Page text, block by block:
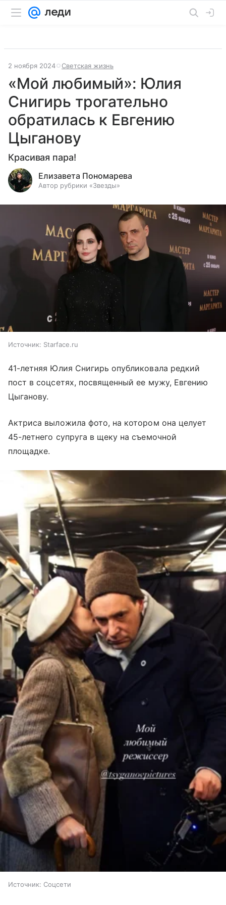
2 ноября 2024 Светская жизнь
«Мой любимый»: Юлия
Снигирь трогательно
обратилась к Евгению
Цыганову
Красивая пара!
Елизавета Пономарева
Автор рубрики «Звезды»
Источник: Starface.ru
41-летняя Юлия Снигирь опубликовала редкий
пост в соцсетях, посвященный ее мужу, Евгению
Цыганову.
Актриса выложила фото, на котором она целует
45-летнего супруга в щеку на съемочной
площадке.
Источник: Соцсети